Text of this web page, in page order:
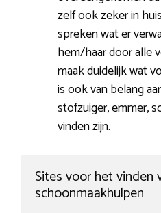
zelf ook zeker in
spreken wat er
hem/haar door alle
maak duidelijk wat
is ook van belang
stofzuiger, emmer,
vinden zijn.
Sites voor het vinden
schoonmaakhulpen